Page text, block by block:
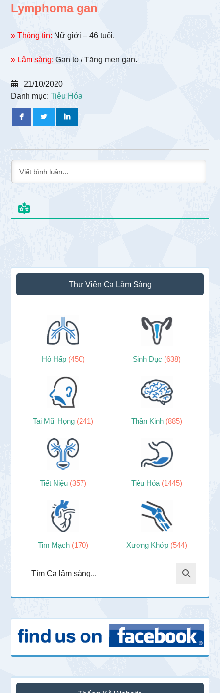
Lymphoma gan
» Thông tin: Nữ giới – 46 tuổi.
» Lâm sàng: Gan to / Tăng men gan.
21/10/2020
Danh mục:Tiêu Hóa
Sidebar
chính
Thư Viện Ca Lâm Sàng
Hô Hấp (450) Sinh Dục (638)
Tai Mũi Họng (241) Thần Kinh (885)
Tiết Niệu (357) Tiêu Hóa (1445)
Tim Mạch (170) Xương Khớp (544)